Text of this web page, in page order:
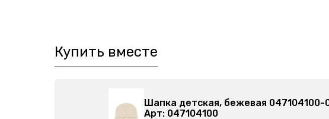
Купить вместе
детская, бежевая 047104100-045